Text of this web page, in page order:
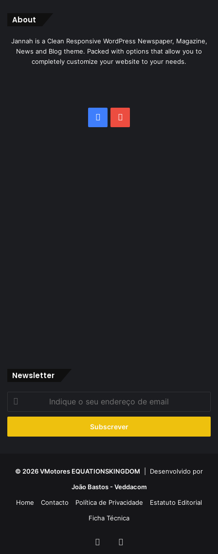
About
Jannah is a Clean Responsive WordPress Newspaper, Magazine,
News and Blog theme. Packed with options that allow you to
completely customize your website to your needs.
Facebook
Newsletter
seu
de
© 2026 VMotores EQUATIONSKINGDOM | Desenvolvido por
João Bastos - Veddacom
Home
Contacto Política de Privacidade
Estatuto Editorial
Ficha Técnica
Facebook